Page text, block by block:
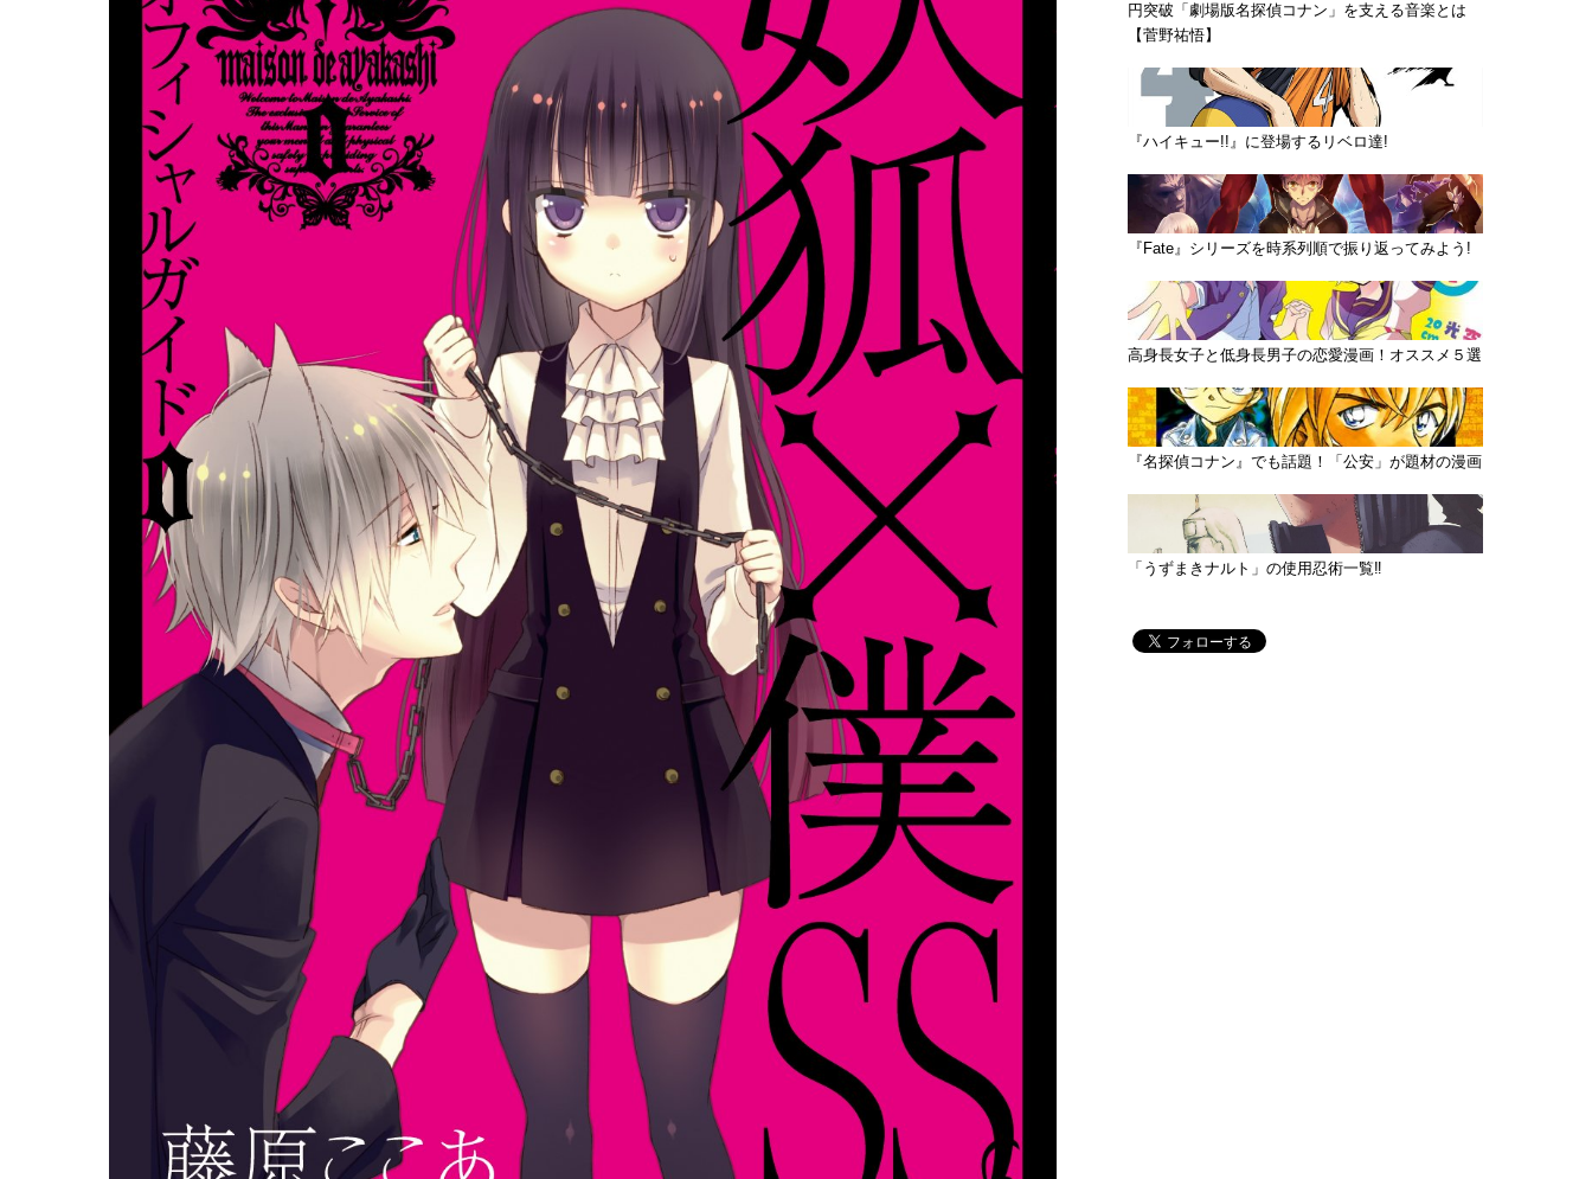
円突破「劇場版名探偵コナン」を支える音楽とは
【菅野祐悟】
『ハイキュー!!』に登場するリベロ達!
『Fate』シリーズを時系列順で振り返ってみよう!
高身長女子と低身長男子の恋愛漫画！オススメ５選
『名探偵コナン』でも話題！「公安」が題材の漫画
「うずまきナルト」の使用忍術一覧‼